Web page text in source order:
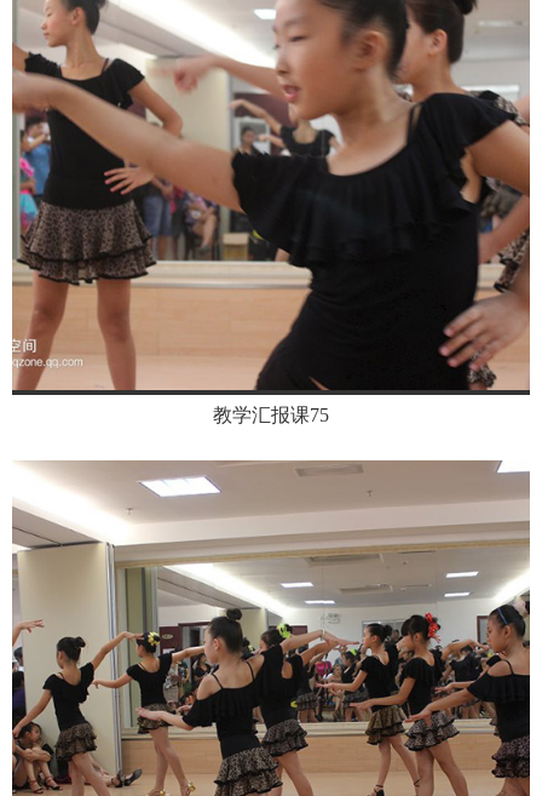
教学汇报课75